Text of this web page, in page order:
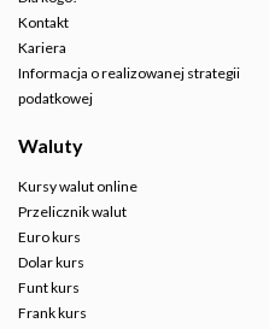
Kontakt
Kariera
Informacja o realizowanej strategii
podatkowej
Waluty
Kursy walut online
Przelicznik walut
Euro kurs
Dolar kurs
Funt kurs
Frank kurs